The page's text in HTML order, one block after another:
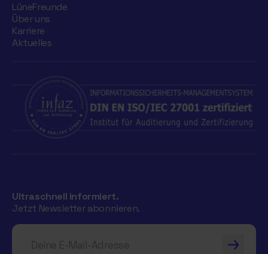
LüneFreunde
Über uns
Karriere
Aktuelles
Ultraschnell informiert.
Jetzt Newsletter abonnieren.
Deine E-Mail-Adresse